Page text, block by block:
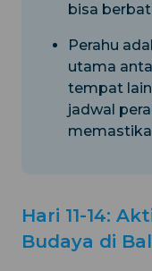
bisa
Perahu
utama
tempat
jadwal
Hari 11-14:
Budaya di